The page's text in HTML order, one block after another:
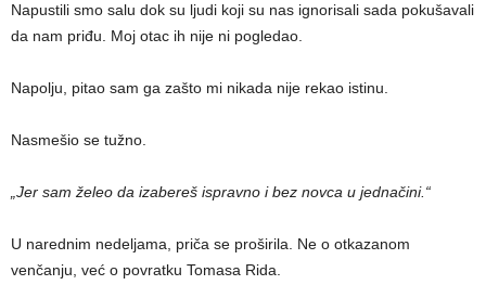
Napustili smo salu dok su ljudi koji su nas ignorisali sada pokušavali
da nam priđu. Moj otac ih nije ni pogledao.
Napolju, pitao sam ga zašto mi nikada nije rekao istinu.
Nasmešio se tužno.
„Jer sam želeo da izabereš ispravno i bez novca u jednačini.“
U narednim nedeljama, priča se proširila. Ne o otkazanom
venčanju, već o povratku Tomasa Rida.